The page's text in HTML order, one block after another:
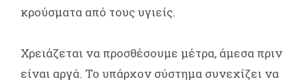
κρούσματα από τους υγιείς.
Χρειάζεται να προσθέσουμε μέτρα, άμεσα πριν
είναι αργά. Το υπάρχον σύστημα συνεχίζει να